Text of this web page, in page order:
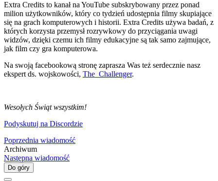
Extra Credits to kanał na YouTube subskrybowany przez ponad
milion użytkowników, który co tydzień udostępnia filmy skupiające
się na grach komputerowych i historii. Extra Credits używa badań, z
których korzysta przemysł rozrywkowy do przyciągania uwagi
widzów, dzięki czemu ich filmy edukacyjne są tak samo zajmujące,
jak film czy gra komputerowa.
Na swoją facebookową stronę zaprasza Was też serdecznie nasz
ekspert ds. wojskowości, The_Challenger.
Wesołych Świąt wszystkim!
Podyskutuj na Discordzie
Poprzednia wiadomość
Archiwum
Następna wiadomość
Do góry